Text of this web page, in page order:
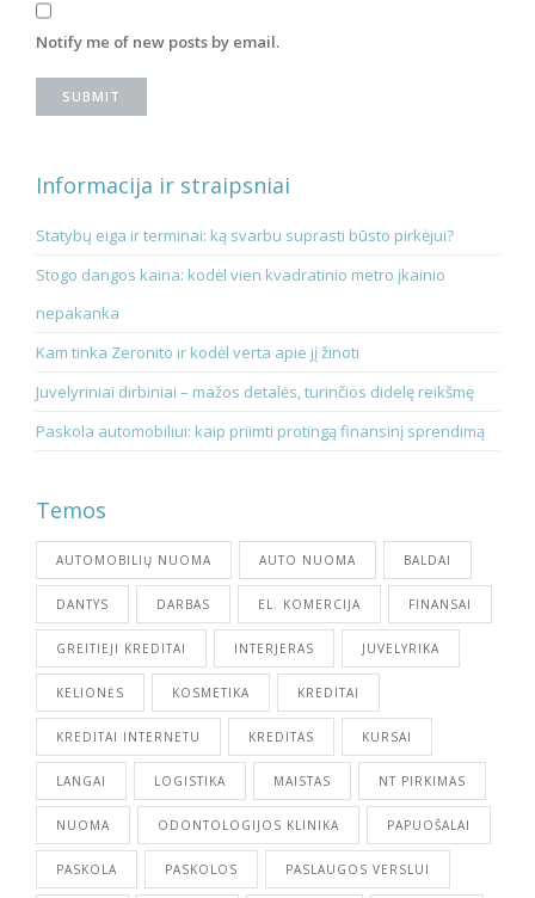
Notify me of new posts by email.
Informacija ir straipsniai
Statybų eiga ir terminai: ką svarbu suprasti būsto pirkėjui?
Stogo dangos kaina: kodėl vien kvadratinio metro įkainio
nepakanka
Kam tinka Zeronito ir kodėl verta apie jį žinoti
Juvelyriniai dirbiniai – mažos detalės, turinčios didelę reikšmę
Paskola automobiliui: kaip priimti protingą finansinį sprendimą
Temos
AUTOMOBILIŲ NUOMA AUTO NUOMA BALDAI
DANTYS DARBAS EL. KOMERCIJA FINANSAI
GREITIEJI KREDITAI INTERJERAS JUVELYRIKA
KELIONĖS KOSMETIKA KREDITAI
KREDITAI INTERNETU KREDITAS KURSAI
LANGAI LOGISTIKA MAISTAS NT PIRKIMAS
NUOMA ODONTOLOGIJOS KLINIKA PAPUOŠALAI
PASKOLA PASKOLOS PASLAUGOS VERSLUI